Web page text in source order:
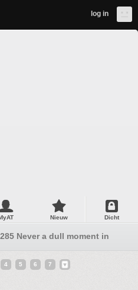
log in
Nieuw Dicht
Never a dull moment in de
4 5 6 7